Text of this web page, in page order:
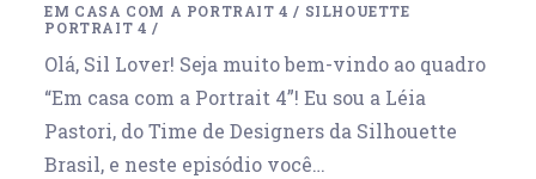
EM CASA COM A PORTRAIT 4 / SILHOUETTE
PORTRAIT 4 /
Olá, Sil Lover! Seja muito bem-vindo ao quadro
“Em casa com a Portrait 4”! Eu sou a Léia
Pastori, do Time de Designers da Silhouette
Brasil, e neste episódio você…